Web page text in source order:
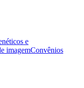
e
imagemConvênios